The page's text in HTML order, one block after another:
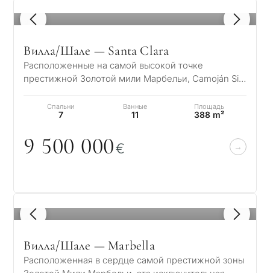
1 / 8
Вилла/Шале — Santa Clara
Расположенные на самой высокой точке
престижной Золотой мили Марбельи, Camoján Six
изысканных…
Спальни
7
Ванные
11
Площадь
388 m²
9 500 000€
1 / 8
Вилла/Шале — Marbella
Расположенная в сердце самой престижной зоны
подборка
какой
целью